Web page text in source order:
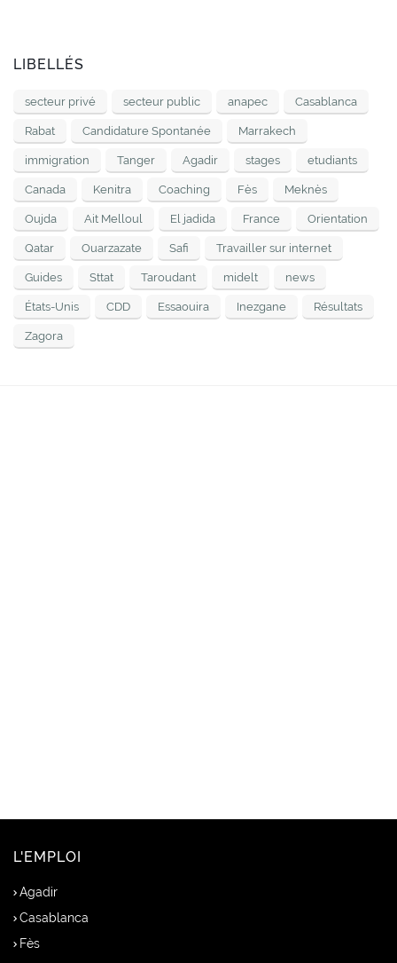
LIBELLÉS
secteur privé secteur public anapec Casablanca
Rabat Candidature Spontanée Marrakech
immigration Tanger Agadir stages etudiants
Canada Kenitra Coaching Fès Meknès
Oujda Ait Melloul El jadida France Orientation
Qatar Ouarzazate Safi Travailler sur internet
Guides Sttat Taroudant midelt news
États-Unis CDD Essaouira Inezgane Résultats
Zagora
L'EMPLOI
Agadir
Casablanca
Fès